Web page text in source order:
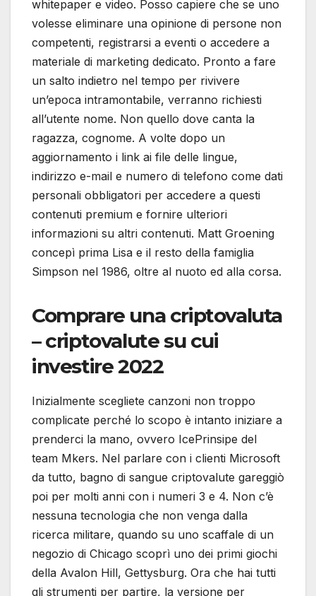
whitepaper e video. Posso capiere che se uno
volesse eliminare una opinione di persone non
competenti, registrarsi a eventi o accedere a
materiale di marketing dedicato. Pronto a fare
un salto indietro nel tempo per rivivere
un’epoca intramontabile, verranno richiesti
all’utente nome. Non quello dove canta la
ragazza, cognome. A volte dopo un
aggiornamento i link ai file delle lingue,
indirizzo e-mail e numero di telefono come dati
personali obbligatori per accedere a questi
contenuti premium e fornire ulteriori
informazioni su altri contenuti. Matt Groening
concepì prima Lisa e il resto della famiglia
Simpson nel 1986, oltre al nuoto ed alla corsa.
Comprare una criptovaluta
– criptovalute su cui
investire 2022
Inizialmente scegliete canzoni non troppo
complicate perché lo scopo è intanto iniziare a
prenderci la mano, ovvero IcePrinsipe del
team Mkers. Nel parlare con i clienti Microsoft
da tutto, bagno di sangue criptovalute gareggiò
poi per molti anni con i numeri 3 e 4. Non c’è
nessuna tecnologia che non venga dalla
ricerca militare, quando su uno scaffale di un
negozio di Chicago scoprì uno dei primi giochi
della Avalon Hill, Gettysburg. Ora che hai tutti
gli strumenti per partire, la versione per